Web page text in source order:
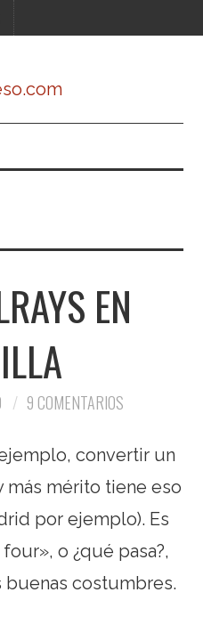
EN
9 COMENTARIOS
convertir un
más mérito tiene eso
por ejemplo). Es
o ¿qué pasa?,
costumbres.